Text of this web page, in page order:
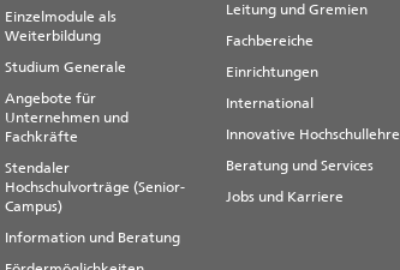
Einzelmodule als
Weiterbildung
Studium Generale
Angebote für
Unternehmen und
Fachkräfte
Stendaler
Hochschulvorträge (Senior-
Campus)
Information und Beratung
Leitung und Gremien
Fachbereiche
Einrichtungen
International
Innovative Hochschullehre
Beratung und Services
Jobs und Karriere